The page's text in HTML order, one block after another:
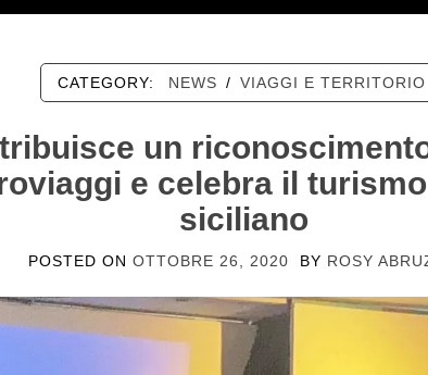
CATEGORY: NEWS / VIAGGI E TERRITORIO
un
e celebra il
siciliano
POSTED ON OTTOBRE 26, 2020 BY ROSY